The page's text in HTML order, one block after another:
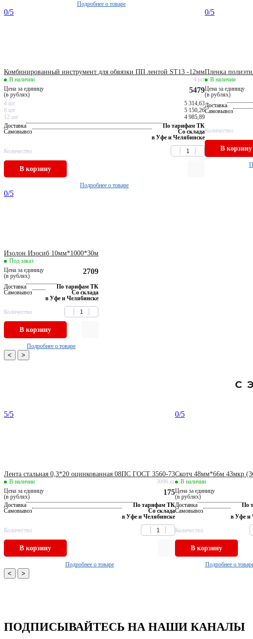
Подробнее о товаре
0/5
Комбинированный инструмент для обвязки ПП лентой ST13 -12мм
В наличии
4 шт
Цена за единицу
(в рублях)
5479
4 шт
5 314,63
8 шт
5 150,26
12 шт
4 985,89
Доставка
По тарифам ТК
Самовывоз
Со склада
в Уфе и Челябинске
Количество
В корзину
Подробнее о товаре
0/5
Пленка
В наличии
Цена за единицу
(в рублях)
Доставка
Самовывоз
Количество
В корзину
0/5
Изолон Изосиб 10мм*1000*30м
Под заказ
Цена за единицу
(в рублях)
2709
Доставка
По тарифам ТК
Самовывоз
Со склада
в Уфе и Челябинске
Количество
В корзину
Подробнее о товаре
< >
С
5/5
Лента стальная 0,3*20 оцинкованная 08ПС ГОСТ 3560-73
В наличии
3096 кг
Цена за единицу
(в рублях)
175
Доставка
По тарифам ТК
Самовывоз
Со склада
в Уфе и Челябинске
Количество
В корзину
Подробнее о товаре
0/5
Скотч 48мм*66м 43мкр
В наличии
Цена за единицу
(в рублях)
Доставка
По
Самовывоз
в Уфе и
Количество
В корзину
Подробнее о
< >
ПОДПИСЫВАЙТЕСЬ НА НАШИ КАНАЛЫ